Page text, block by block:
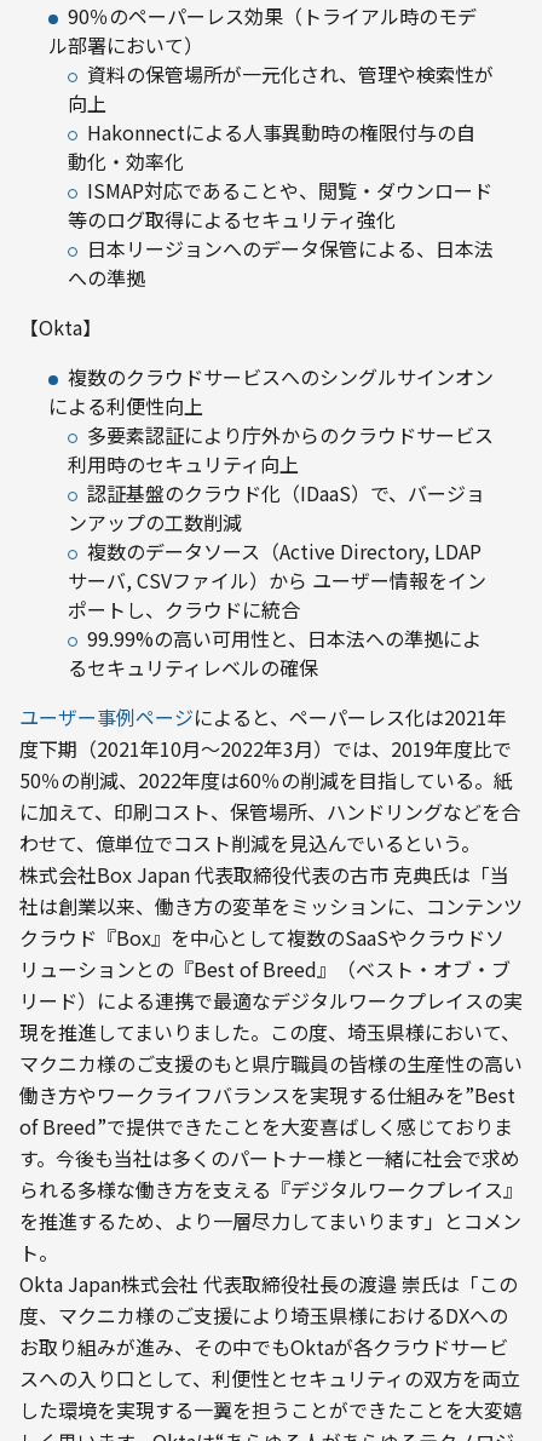
90％のペーパーレス効果（トライアル時のモデ
ル部署において）
資料の保管場所が一元化され、管理や検索性が
向上
Hakonnectによる人事異動時の権限付与の自
動化・効率化
ISMAP対応であることや、閲覧・ダウンロード
等のログ取得によるセキュリティ強化
日本リージョンへのデータ保管による、日本法
への準拠
【Okta】
複数のクラウドサービスへのシングルサインオン
による利便性向上
多要素認証により庁外からのクラウドサービス
利用時のセキュリティ向上
認証基盤のクラウド化（IDaaS）で、バージョ
ンアップの工数削減
複数のデータソース（Active Directory, LDAP
サーバ, CSVファイル）から ユーザー情報をイン
ポートし、クラウドに統合
99.99%の高い可用性と、日本法への準拠によ
るセキュリティレベルの確保
ユーザー事例ページによると、ペーパーレス化は2021年
度下期（2021年10月～2022年3月）では、2019年度比で
50％の削減、2022年度は60％の削減を目指している。紙
に加えて、印刷コスト、保管場所、ハンドリングなどを合
わせて、億単位でコスト削減を見込んでいるという。
株式会社Box Japan 代表取締役代表の古市 克典氏は「当
社は創業以来、働き方の変革をミッションに、コンテンツ
クラウド『Box』を中心として複数のSaaSやクラウドソ
リューションとの『Best of Breed』（ベスト・オブ・ブ
リード）による連携で最適なデジタルワークプレイスの実
現を推進してまいりました。この度、埼玉県様において、
マクニカ様のご支援のもと県庁職員の皆様の生産性の高い
働き方やワークライフバランスを実現する仕組みを”Best
of Breed”で提供できたことを大変喜ばしく感じておりま
す。今後も当社は多くのパートナー様と一緒に社会で求め
られる多様な働き方を支える『デジタルワークプレイス』
を推進するため、より一層尽力してまいります」とコメン
ト。
Okta Japan株式会社 代表取締役社長の渡邉 崇氏は「この
度、マクニカ様のご支援により埼玉県様におけるDXへの
お取り組みが進み、その中でもOktaが各クラウドサービ
スへの入り口として、利便性とセキュリティの双方を両立
した環境を実現する一翼を担うことができたことを大変嬉